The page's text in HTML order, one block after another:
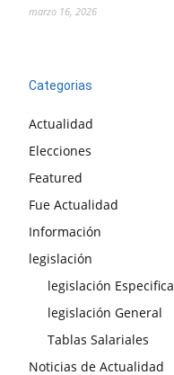
marzo 16, 2026
Categorias
Actualidad
Elecciones
Featured
Fue Actualidad
Información
legislación
legislación Especifica
legislación General
Tablas Salariales
Noticias de Actualidad